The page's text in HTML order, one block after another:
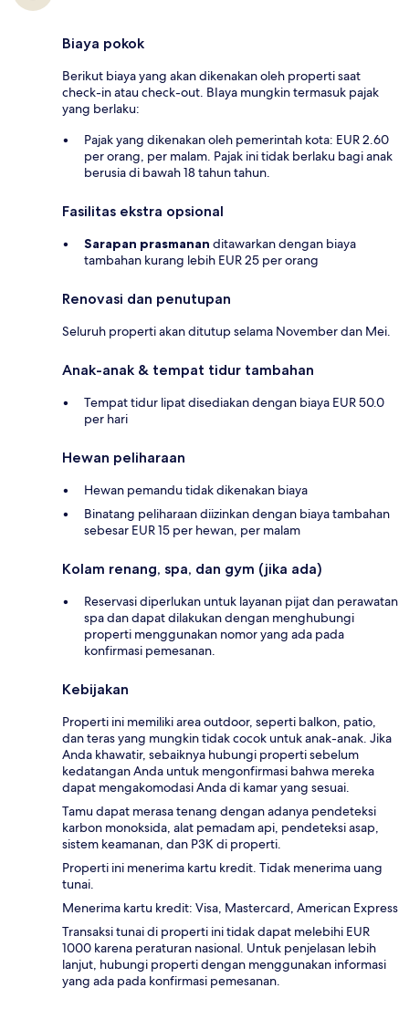
Biaya pokok
Berikut biaya yang akan dikenakan oleh properti saat
check-in atau check-out. BIaya mungkin termasuk pajak
yang berlaku:
Pajak yang dikenakan oleh pemerintah kota: EUR 2.60
per orang, per malam. Pajak ini tidak berlaku bagi anak
berusia di bawah 18 tahun tahun.
Fasilitas ekstra opsional
Sarapan prasmanan ditawarkan dengan biaya
tambahan kurang lebih EUR 25 per orang
Renovasi dan penutupan
Seluruh properti akan ditutup selama November dan Mei.
Anak-anak & tempat tidur tambahan
Tempat tidur lipat disediakan dengan biaya EUR 50.0
per hari
Hewan peliharaan
Hewan pemandu tidak dikenakan biaya
Binatang peliharaan diizinkan dengan biaya tambahan
sebesar EUR 15 per hewan, per malam
Kolam renang, spa, dan gym (jika ada)
Reservasi diperlukan untuk layanan pijat dan perawatan
spa dan dapat dilakukan dengan menghubungi
properti menggunakan nomor yang ada pada
konfirmasi pemesanan.
Kebijakan
Properti ini memiliki area outdoor, seperti balkon, patio,
dan teras yang mungkin tidak cocok untuk anak-anak. Jika
Anda khawatir, sebaiknya hubungi properti sebelum
kedatangan Anda untuk mengonfirmasi bahwa mereka
dapat mengakomodasi Anda di kamar yang sesuai.
Tamu dapat merasa tenang dengan adanya pendeteksi
karbon monoksida, alat pemadam api, pendeteksi asap,
sistem keamanan, dan P3K di properti.
Properti ini menerima kartu kredit. Tidak menerima uang
tunai.
Menerima kartu kredit: Visa, Mastercard, American Express
Transaksi tunai di properti ini tidak dapat melebihi EUR
1000 karena peraturan nasional. Untuk penjelasan lebih
lanjut, hubungi properti dengan menggunakan informasi
yang ada pada konfirmasi pemesanan.